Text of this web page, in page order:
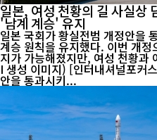
일본, 여성 천황의 길 사실
'남계 계승' 유지
일본 국회가 황실전범 개정안을
계승 원칙을 유지했다. 이번 개
지가 가능해졌지만, 여성 천황과
I 생성 이미지) [인터내셔널포커스] 일본 국회가 17일 황실전범 개정
안을 통과시키...